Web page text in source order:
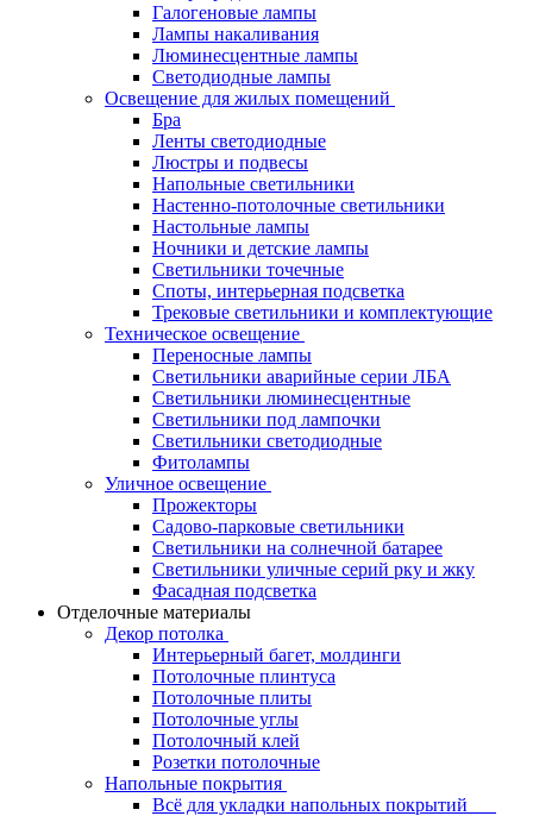
Галогеновые лампы
Лампы накаливания
Люминесцентные лампы
Светодиодные лампы
Освещение для жилых помещений
Бра
Ленты светодиодные
Люстры и подвесы
Напольные светильники
Настенно-потолочные светильники
Настольные лампы
Ночники и детские лампы
Светильники точечные
Споты, интерьерная подсветка
Трековые светильники и комплектующие
Техническое освещение
Переносные лампы
Светильники аварийные серии ЛБА
Светильники люминесцентные
Светильники под лампочки
Светильники светодиодные
Фитолампы
Уличное освещение
Прожекторы
Садово-парковые светильники
Светильники на солнечной батарее
Светильники уличные серий рку и жку
Фасадная подсветка
Отделочные материалы
Декор потолка
Интерьерный багет, молдинги
Потолочные плинтуса
Потолочные плиты
Потолочные углы
Потолочный клей
Розетки потолочные
Напольные покрытия
Всё для укладки напольных покрытий